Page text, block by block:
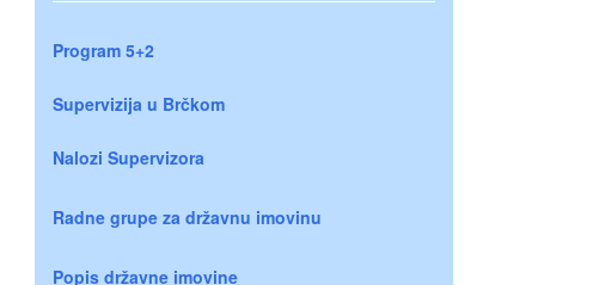
Program 5+2
Supervizija u Brčkom
Nalozi Supervizora
Radne grupe za državnu imovinu
Popis državne imovine